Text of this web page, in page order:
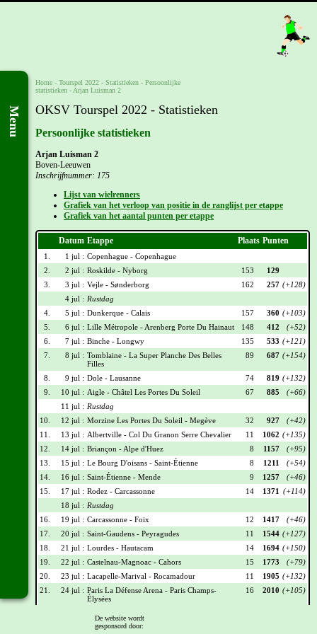
Menu
Home - Tourspel 2022 - Statistieken - Persoonlijke
statistieken - Arjan Luisman 2
OKSV Tourspel 2022 - Statistieken
Persoonlijke statistieken
Arjan Luisman 2
Boven-Leeuwen
Inschrijfnummer: 175
Lijst van wielrenners
Grafiek van het verloop van positie in de ranglijst per etappe
Grafiek van het aantal punten per etappe
Datum Etappe Plaats Punten
1. 1 jul : Copenhague - Copenhague
2.
2 jul : Roskilde - Nyborg 153
129
3.
3 jul : Vejle - Sønderborg 162 257 (+128)
4 jul : Rustdag
4.
5 jul : Dunkerque - Calais 157 360 (+103)
5.
6 jul : Lille Métropole - Arenberg Porte Du Hainaut 148 412
(+52)
6.
7 jul : Binche - Longwy 135 533 (+121)
7.
8 jul : Tomblaine - La Super Planche Des Belles
Filles
89 687 (+154)
8. 9 jul : Dole - Lausanne 74 819 (+132)
9.
10 jul : Aigle - Châtel Les Portes Du Soleil 67 885
(+66)
11 jul : Rustdag
10.
12 jul : Morzine Les Portes Du Soleil - Megève 32 927
(+42)
11.
13 jul : Albertville - Col Du Granon Serre Chevalier 11 1062 (+135)
12.
14 jul : Briançon - Alpe d'Huez 8 1157
(+95)
13.
15 jul : Le Bourg D'oisans - Saint-Étienne 8 1211
(+54)
14.
16 jul : Saint-Étienne - Mende 9 1257
(+46)
15.
17 jul : Rodez - Carcassonne 14 1371 (+114)
18 jul : Rustdag
16.
19 jul : Carcassonne - Foix 12 1417
(+46)
17.
20 jul : Saint-Gaudens - Peyragudes 11 1544 (+127)
18.
21 jul : Lourdes - Hautacam 14 1694 (+150)
19.
22 jul : Castelnau-Magnoac - Cahors 15 1773
(+79)
20.
23 jul : Lacapelle-Marival - Rocamadour 11 1905 (+132)
21.
24 jul : Paris La Défense Arena - Paris Champs-
Élysées
16 2010 (+105)
Wielrennerslijst
De website wordt
gesponsord door: